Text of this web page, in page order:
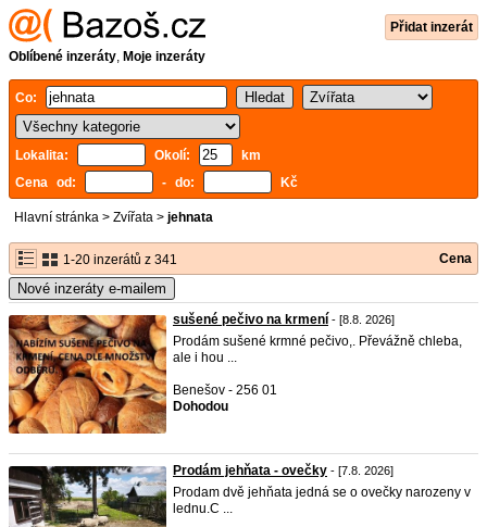
Přidat inzerát
Oblíbené inzeráty, Moje inzeráty
Co:
Lokalita: Okolí:
km
Cena od:
- do: Kč
Hlavní stránka > Zvířata > jehnata
1-20 inzerátů z 341 Cena
Nové inzeráty e-mailem
sušené pečivo na krmení - [8.8. 2026]
Prodám sušené krmné pečivo,. Převážně chleba,
ale i hou ...
Benešov - 256 01
Dohodou
Prodám jehňata - ovečky - [7.8. 2026]
Prodam dvě jehňata jedná se o ovečky narozeny v
lednu.C ...